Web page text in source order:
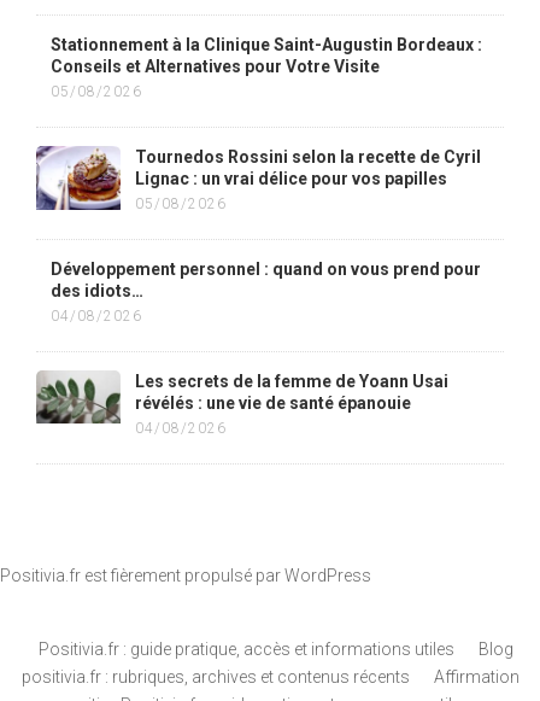
Stationnement à la Clinique Saint-Augustin Bordeaux :
Conseils et Alternatives pour Votre Visite
05/08/2026
Tournedos Rossini selon la recette de Cyril
Lignac : un vrai délice pour vos papilles
05/08/2026
Développement personnel : quand on vous prend pour
des idiots…
04/08/2026
Les secrets de la femme de Yoann Usai
révélés : une vie de santé épanouie
04/08/2026
Positivia.fr est fièrement propulsé parWordPress
Positivia.fr : guide pratique, accès et informations utiles
Blog
positivia.fr : rubriques, archives et contenus récents
Affirmation